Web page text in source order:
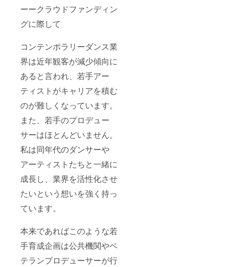
ーークラウドファンディン
グに際して
コンテンポラリーダンス業
界は近年観客が減少傾向に
あると言われ、若手アー
ティストがキャリアを積む
のが難しくなっています。
また、若手のプロデュー
サーはほとんどいません。
私は同年代のダンサーや
アーティストたちと一緒に
成長し、業界を活性化させ
たいという想いを強く持っ
ています。
本来であればこのような若
手育成企画は公共機関やベ
テランプロデューサーが行